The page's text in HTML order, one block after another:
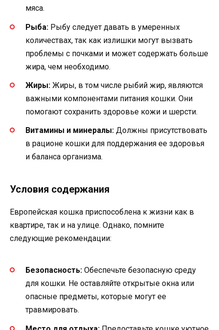
мяса.
Рыба: Рыбу следует давать в умеренных
количествах, так как излишки могут вызвать
проблемы с почками и может содержать больше
жира, чем необходимо.
Жиры: Жиры, в том числе рыбий жир, являются
важными компонентами питания кошки. Они
помогают сохранить здоровье кожи и шерсти.
Витамины и минералы: Должны присутствовать
в рационе кошки для поддержания ее здоровья
и баланса организма.
Условия содержания
Европейская кошка приспособлена к жизни как в
квартире, так и на улице. Однако, помните
следующие рекомендации:
Безопасность: Обеспечьте безопасную среду
для кошки. Не оставляйте открытые окна или
опасные предметы, которые могут ее
травмировать.